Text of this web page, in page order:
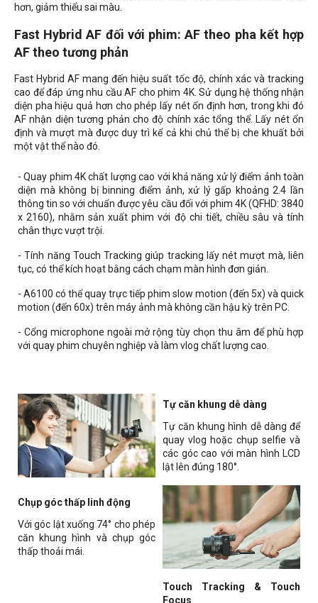
hơn, giảm thiểu sai màu.
Fast Hybrid AF đối với phim: AF theo pha kết hợp
AF theo tương phản
Fast Hybrid AF mang đến hiệu suất tốc độ, chính xác và tracking
cao để đáp ứng nhu cầu AF cho phim 4K. Sử dụng hệ thống nhận
diện pha hiệu quả hơn cho phép lấy nét ổn định hơn, trong khi đó
AF nhận diện tương phản cho độ chính xác tổng thể. Lấy nét ổn
định và mượt mà được duy trì kể cả khi chủ thể bị che khuất bởi
một vật thể nào đó.
- Quay phim 4K chất lượng cao với khả năng xử lý điểm ảnh toàn
diện mà không bị binning điểm ảnh, xử lý gấp khoảng 2.4 lần
thông tin so với chuẩn được yêu cầu đối với phim 4K (QFHD: 3840
x 2160), nhằm sản xuất phim với độ chi tiết, chiều sâu và tính
chân thực vượt trội.
- Tính năng Touch Tracking giúp tracking lấy nét mượt mà, liên
tục, có thể kích hoạt bằng cách chạm màn hình đơn giản.
- A6100 có thể quay trực tiếp phim slow motion (đến 5x) và quick
motion (đến 60x) trên máy ảnh mà không cần hậu kỳ trên PC.
- Cổng microphone ngoài mở rộng tùy chọn thu âm để phù hợp
với quay phim chuyên nghiệp và làm vlog chất lượng cao.
Tự căn khung dễ dàng
Tự căn khung hình dễ dàng để
quay vlog hoặc chụp selfie và
các góc cao với màn hình LCD
lật lên đúng 180°.
Chụp góc thấp linh động
Với góc lật xuống 74° cho phép
căn khung hình và chụp góc
thấp thoải mái.
Touch Tracking & Touch
Focus